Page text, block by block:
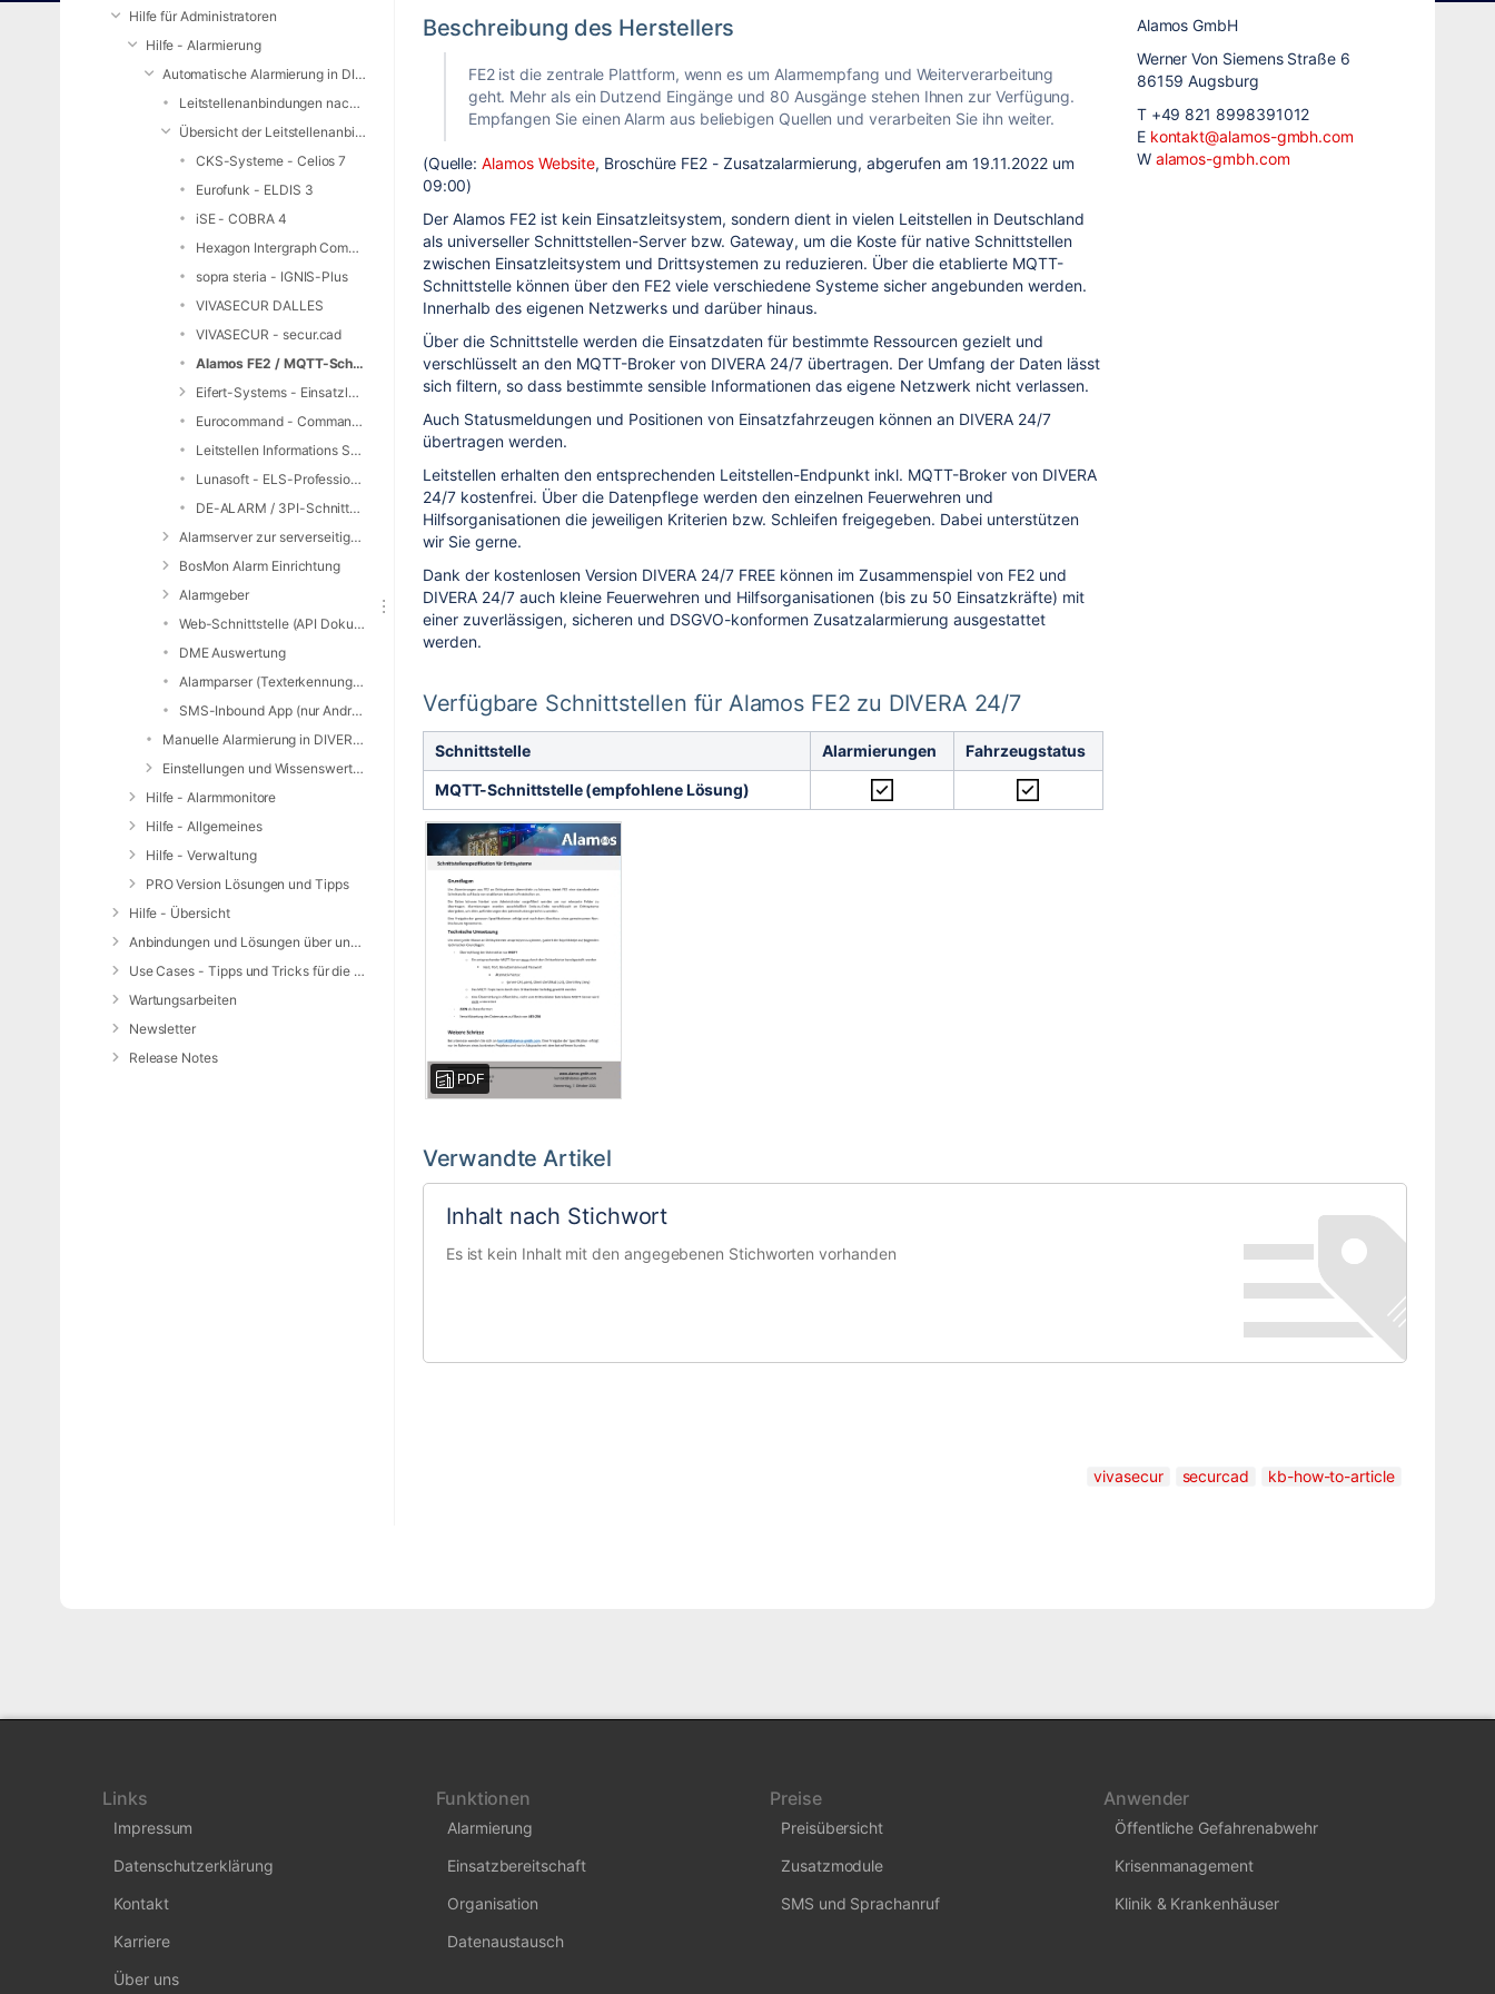
Hilfe für Administratoren
Hilfe - Alarmierung
Automatische Alarmierung in DIVERA 24/7
Leitstellenanbindungen nach Bundesland
Übersicht der Leitstellenanbindungen
CKS-Systeme - Celios 7
Eurofunk - ELDIS 3
iSE - COBRA 4
Hexagon Intergraph Computer-Aided Dispatch (I/CAD)
sopra steria - IGNIS-Plus
VIVASECUR DALLES
VIVASECUR - secur.cad
Alamos FE2 / MQTT-Schnittstelle
Eifert-Systems - Einsatzleitsoftware EDP-4
Eurocommand - CommandX
Leitstellen Informations System (LIS)
Lunasoft - ELS-Professional
DE-ALARM / 3PI-Schnittstelle
Alarmserver zur serverseitigen E-Mail-Auswertung
BosMon Alarm Einrichtung
Alarmgeber
Web-Schnittstelle (API Dokumentation)
DME Auswertung
Alarmparser (Texterkennung für SMS/SDS/JSON)
SMS-Inbound App (nur Android)
Manuelle Alarmierung in DIVERA 24/7
Einstellungen und Wissenswertes zur Alarmierung
Hilfe - Alarmmonitore
Hilfe - Allgemeines
Hilfe - Verwaltung
PRO Version Lösungen und Tipps
Hilfe - Übersicht
Anbindungen und Lösungen über unsere Web-Schnittstelle (REST-API)
Use Cases - Tipps und Tricks für die Anwendung von DIVERA 24/7
Wartungsarbeiten
Newsletter
Release Notes
Beschreibung des Herstellers
FE2 ist die zentrale Plattform, wenn es um Alarmempfang und Weiterverarbeitung
geht. Mehr als ein Dutzend Eingänge und 80 Ausgänge stehen Ihnen zur Verfügung.
Empfangen Sie einen Alarm aus beliebigen Quellen und verarbeiten Sie ihn weiter.
(Quelle:Alamos Website, Broschüre FE2 - Zusatzalarmierung, abgerufen am 19.11.2022 um
09:00)
Der Alamos FE2 ist kein Einsatzleitsystem, sondern dient in vielen Leitstellen in Deutschland
als universeller Schnittstellen-Server bzw. Gateway, um die Koste für native Schnittstellen
zwischen Einsatzleitsystem und Drittsystemen zu reduzieren. Über die etablierte MQTT-
Schnittstelle können über den FE2 viele verschiedene Systeme sicher angebunden werden.
Innerhalb des eigenen Netzwerks und darüber hinaus.
Über die Schnittstelle werden die Einsatzdaten für bestimmte Ressourcen gezielt und
verschlüsselt an den MQTT-Broker von DIVERA 24/7 übertragen. Der Umfang der Daten lässt
sich filtern, so dass bestimmte sensible Informationen das eigene Netzwerk nicht verlassen.
Auch Statusmeldungen und Positionen von Einsatzfahrzeugen können an DIVERA 24/7
übertragen werden.
Leitstellen erhalten den entsprechenden Leitstellen-Endpunkt inkl. MQTT-Broker von DIVERA
24/7 kostenfrei. Über die Datenpflege werden den einzelnen Feuerwehren und
Hilfsorganisationen die jeweiligen Kriterien bzw. Schleifen freigegeben. Dabei unterstützen
wir Sie gerne.
Dank der kostenlosen Version DIVERA 24/7 FREE können im Zusammenspiel von FE2 und
DIVERA 24/7 auch kleine Feuerwehren und Hilfsorganisationen (bis zu 50 Einsatzkräfte) mit
einer zuverlässigen, sicheren und DSGVO-konformen Zusatzalarmierung ausgestattet
werden.
Verfügbare Schnittstellen für Alamos FE2 zu DIVERA 24/7
Schnittstelle Alarmierungen Fahrzeugstatus
MQTT-Schnittstelle (empfohlene Lösung)
PDF
Alamos GmbH
Werner Von Siemens Straße 6
86159 Augsburg
T +49 821 8998391012
E kontakt@alamos-gmbh.com
W alamos-gmbh.com
Verwandte Artikel
Inhalt nach Stichwort
Es ist kein Inhalt mit den angegebenen Stichworten vorhanden
vivasecur securcad kb-how-to-article
Links
Impressum
Datenschutzerklärung
Kontakt
Karriere
Über uns
Funktionen
Alarmierung
Einsatzbereitschaft
Organisation
Datenaustausch
Preise
Preisübersicht
Zusatzmodule
SMS und Sprachanruf
Anwender
Öffentliche Gefahrenabwehr
Krisenmanagement
Klinik & Krankenhäuser